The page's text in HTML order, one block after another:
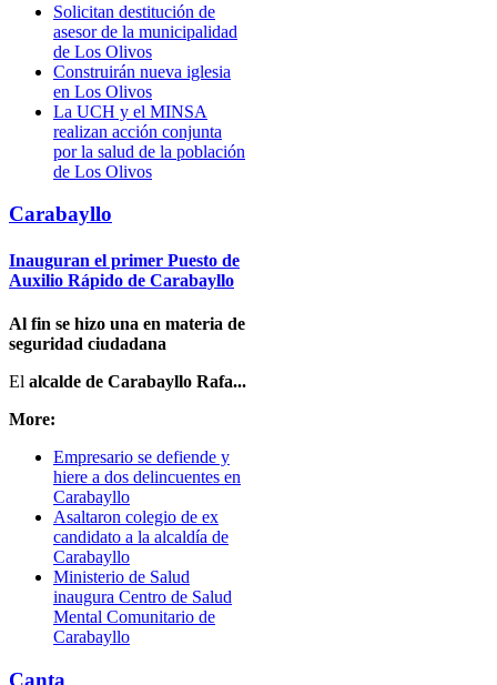
Solicitan destitución de
asesor de la municipalidad
de Los Olivos
Construirán nueva iglesia
en Los Olivos
La UCH y el MINSA
realizan acción conjunta
por la salud de la población
de Los Olivos
Carabayllo
Inauguran el primer Puesto de
Auxilio Rápido de Carabayllo
Al fin se hizo una en materia de
seguridad ciudadana
El alcalde de Carabayllo Rafa...
More:
Empresario se defiende y
hiere a dos delincuentes en
Carabayllo
Asaltaron colegio de ex
candidato a la alcaldía de
Carabayllo
Ministerio de Salud
inaugura Centro de Salud
Mental Comunitario de
Carabayllo
Canta